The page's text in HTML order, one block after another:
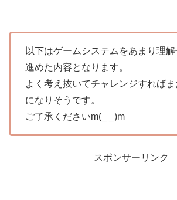
以下はゲームシステムをあまり理
進めた内容となります。
よく考え抜いてチャレンジすれば
になりそうです。
ご了承くださいm(_ _)m
スポンサーリンク